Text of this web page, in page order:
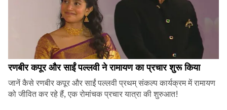
रणबीर कपूर और साईं पल्लवी ने रामायण का प्रचार शुरू किया
जानें कैसे रणबीर कपूर और साईं पल्लवी प्रथम् संकल्प कार्यक्रम में रामायण
को जीवित कर रहे हैं, एक रोमांचक प्रचार यात्रा की शुरुआत!